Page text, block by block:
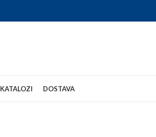
KATALOZI DOSTAVA